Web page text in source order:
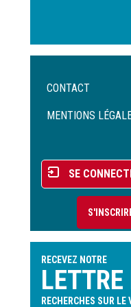
Menu
de
CONTACT
MENTIONS
Menu
du
compte
l'utilisateur
SE
RECEVEZ NOTRE
LETTRE
RECHERCHES SUR